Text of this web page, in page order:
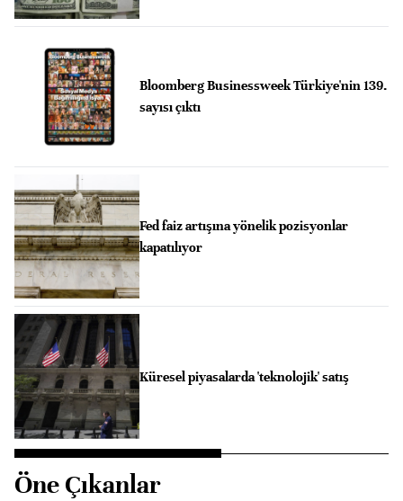
Bloomberg Businessweek Türkiye'nin 139.
sayısı çıktı
Fed faiz artışına yönelik pozisyonlar
kapatılıyor
Küresel piyasalarda 'teknolojik' satış
Öne Çıkanlar